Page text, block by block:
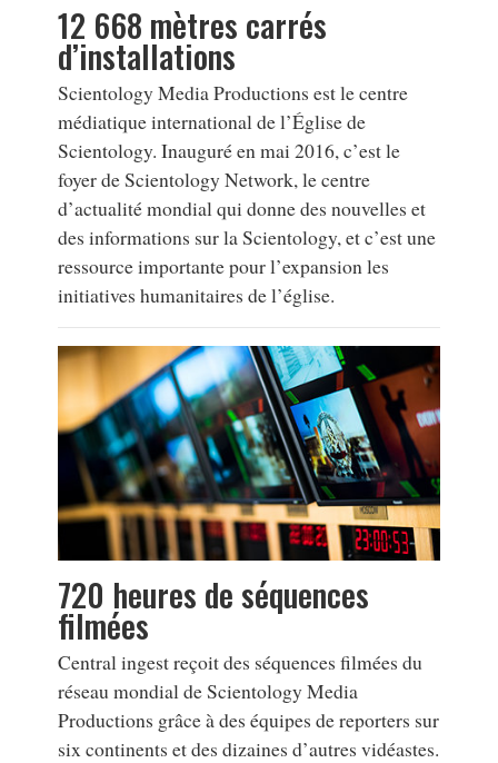
12 668 mètres carrés
d’installations
Scientology Media Productions est le centre
médiatique international de l’Église de
Scientology. Inauguré en mai 2016, c’est le
foyer de Scientology Network, le centre
d’actualité mondial qui donne des nouvelles et
des informations sur la Scientology, et c’est une
ressource importante pour l’expansion les
initiatives humanitaires de l’église.
720 heures de séquences
filmées
Central ingest reçoit des séquences filmées du
réseau mondial de Scientology Media
Productions grâce à des équipes de reporters sur
six continents et des dizaines d’autres vidéastes.